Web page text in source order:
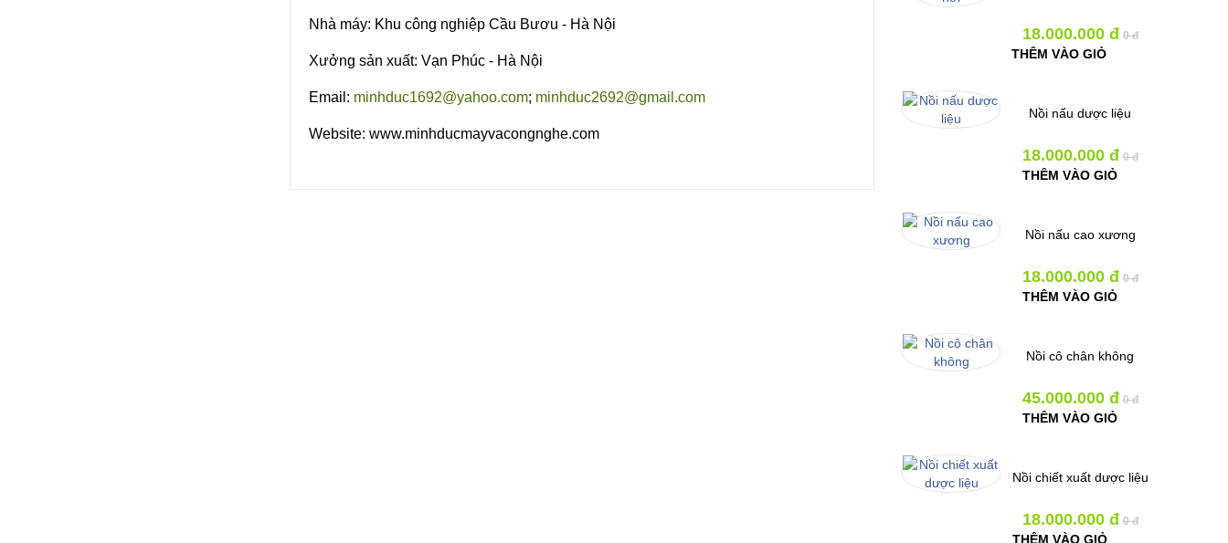
Nhà máy: Khu công nghiệp Cầu Bươu - Hà Nội
Xưởng sản xuất: Vạn Phúc - Hà Nội
Email: minhduc1692@yahoo.com; minhduc2692@gmail.com
Website: www.minhducmayvacongnghe.com
18.000.000 đ 0 đ
THÊM VÀO GIỎ
Nồi nấu dược liệu
18.000.000 đ 0 đ
THÊM VÀO GIỎ
Nồi nấu cao xương
18.000.000 đ 0 đ
THÊM VÀO GIỎ
Nồi cô chân không
45.000.000 đ 0 đ
THÊM VÀO GIỎ
Nồi chiết xuất dược liệu
18.000.000 đ 0 đ
THÊM VÀO GIỎ